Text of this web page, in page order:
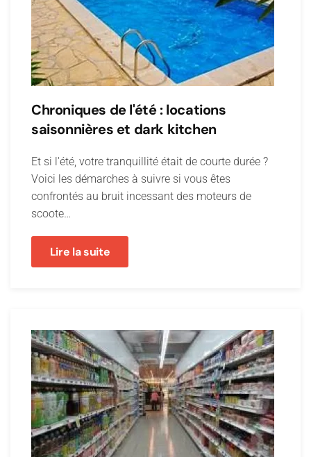
Chroniques de l'été : locations
saisonnières et dark kitchen
Et si l'été, votre tranquillité était de courte durée ?
Voici les démarches à suivre si vous êtes
confrontés au bruit incessant des moteurs de
scoote…
Lire la suite